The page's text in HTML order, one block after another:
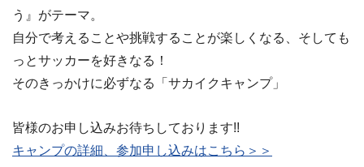
う』がテーマ。
自分で考えることや挑戦することが楽しくなる、そしても
っとサッカーを好きなる！
そのきっかけに必ずなる「サカイクキャンプ」
皆様のお申し込みお待ちしております!!
キャンプの詳細、参加申し込みはこちら＞＞